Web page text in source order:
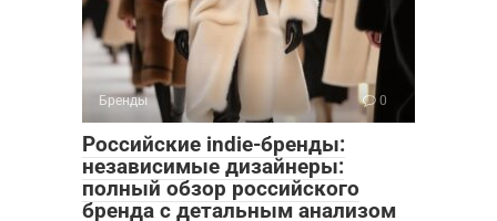
Бренды 0
Российские indie-бренды:
независимые дизайнеры:
полный обзор российского
бренда с детальным анализом